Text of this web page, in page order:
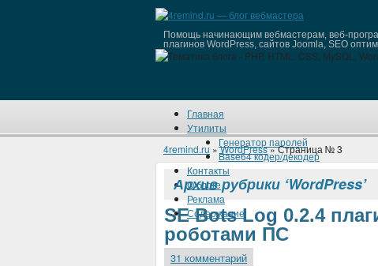
Помощь начинающим вебмастерам, веб-
плагинов WordPress, сайтов Joomla, SEO
Главная
Утилиты
Генератор паролей
Base64 кодер/декодер
Контакты
О блоге
Реклама
Содержание
4remind.ru »WordPress» Страница № 3
Архив рубрики ‘WordPress’
SE Bots Log 0.2.4
роботами ПС
31 комментарий